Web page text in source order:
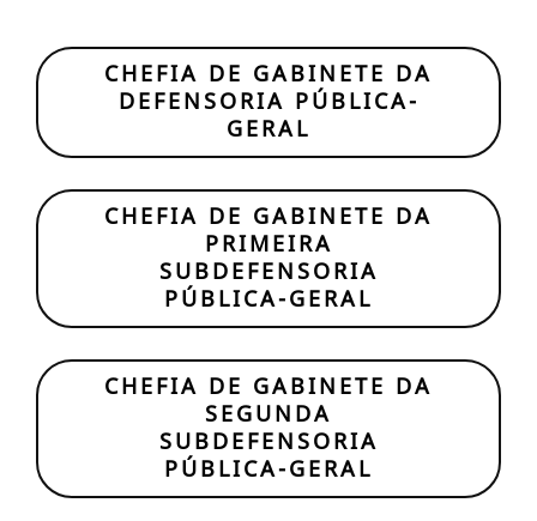
CHEFIA DE GABINETE DA
DEFENSORIA PÚBLICA-
GERAL
CHEFIA DE GABINETE DA
PRIMEIRA
SUBDEFENSORIA
PÚBLICA-GERAL
CHEFIA DE GABINETE DA
SEGUNDA
SUBDEFENSORIA
PÚBLICA-GERAL